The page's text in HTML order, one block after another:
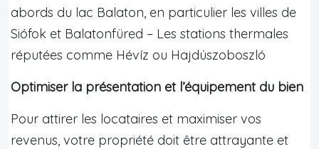
abords du lac Balaton, en particulier les villes de
Siófok et Balatonfüred – Les stations thermales
réputées comme Hévíz ou Hajdúszoboszló
Optimiser la présentation et l’équipement du bien
Pour attirer les locataires et maximiser vos
revenus, votre propriété doit être attrayante et